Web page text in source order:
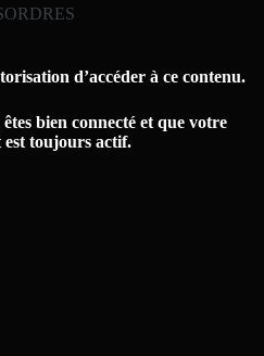
d’accéder à ce contenu.
bien connecté et que votre
est toujours actif.